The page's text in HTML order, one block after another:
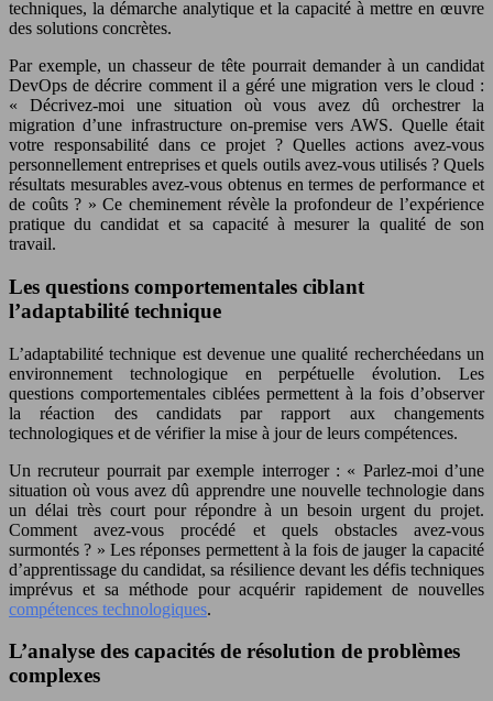
techniques, la démarche analytique et la capacité à mettre en œuvre
des solutions concrètes.
Par exemple, un chasseur de tête pourrait demander à un candidat
DevOps de décrire comment il a géré une migration vers le cloud :
« Décrivez-moi une situation où vous avez dû orchestrer la
migration d’une infrastructure on-premise vers AWS. Quelle était
votre responsabilité dans ce projet ? Quelles actions avez-vous
personnellement entreprises et quels outils avez-vous utilisés ? Quels
résultats mesurables avez-vous obtenus en termes de performance et
de coûts ? » Ce cheminement révèle la profondeur de l’expérience
pratique du candidat et sa capacité à mesurer la qualité de son
travail.
Les questions comportementales ciblant
l’adaptabilité technique
L’adaptabilité technique est devenue une qualité recherchéedans un
environnement technologique en perpétuelle évolution. Les
questions comportementales ciblées permettent à la fois d’observer
la réaction des candidats par rapport aux changements
technologiques et de vérifier la mise à jour de leurs compétences.
Un recruteur pourrait par exemple interroger : « Parlez-moi d’une
situation où vous avez dû apprendre une nouvelle technologie dans
un délai très court pour répondre à un besoin urgent du projet.
Comment avez-vous procédé et quels obstacles avez-vous
surmontés ? » Les réponses permettent à la fois de jauger la capacité
d’apprentissage du candidat, sa résilience devant les défis techniques
imprévus et sa méthode pour acquérir rapidement de nouvelles
compétences technologiques.
L’analyse des capacités de résolution de problèmes
complexes